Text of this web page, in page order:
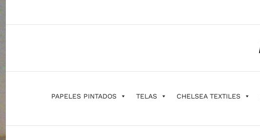
contenido
PAPELES PINTADOS TELAS CHELSEA TEXTILES